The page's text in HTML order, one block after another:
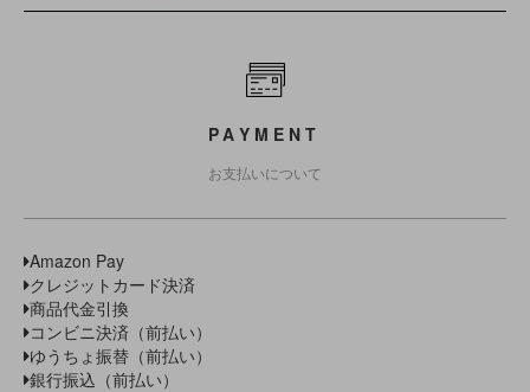
PAYMENT
お支払いについて
Amazon Pay
クレジットカード決済
商品代金引換
コンビニ決済（前払い）
ゆうちょ振替（前払い）
銀行振込（前払い）